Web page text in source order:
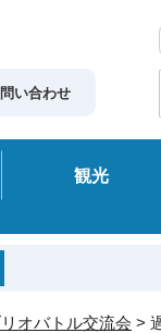
い合わせ
観光
オバトル交流会 >